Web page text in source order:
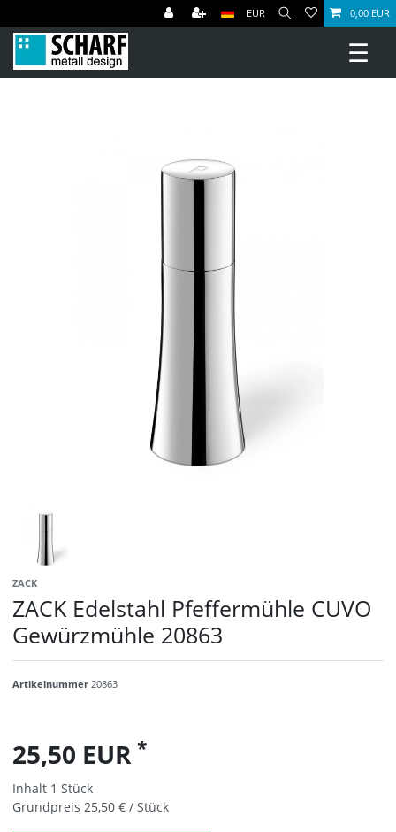
EUR 0,00 EUR
☰
ZACK
ZACK Edelstahl Pfeffermühle CUVO
Gewürzmühle 20863
Artikelnummer 20863
25,50 EUR *
Inhalt 1 Stück
Grundpreis 25,50 € / Stück